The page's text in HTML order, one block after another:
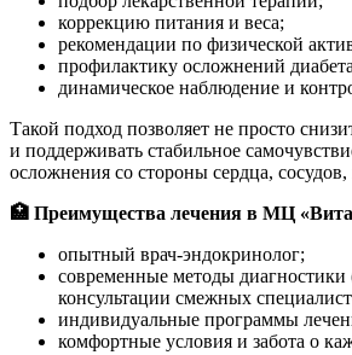
коррекцию питания и веса;
рекомендации по физической
профилактику осложнений
динамическое наблюдение и
Такой подход позволяет не просто
и поддерживать стабильное
осложнения со стороны сердца,
🏥 Преимущества лечения в МЦ
опытный врач-эндокринолог;
современные методы
консультации смежных
индивидуальные программы
комфортные условия и забота о